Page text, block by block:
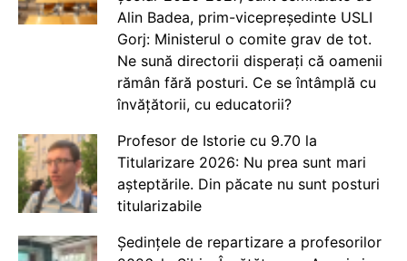
Alin Badea, prim-vicepreședinte USLI
Gorj: Ministerul o comite grav de tot.
Ne sună directorii disperați că oamenii
rămân fără posturi. Ce se întâmplă cu
învățătorii, cu educatorii?
Profesor de Istorie cu 9.70 la
Titularizare 2026: Nu prea sunt mari
așteptările. Din păcate nu sunt posturi
titularizabile
Ședințele de repartizare a profesorilor